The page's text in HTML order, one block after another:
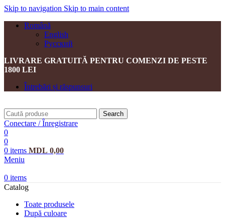
Skip to navigation Skip to main content
Română
English
Русский
LIVRARE GRATUITĂ PENTRU COMENZI DE PESTE
1800 LEI
Întrebări și răspunsuri
Search
Conectare / Înregistrare
0
0
0 items MDL 0,00
Meniu
0 items
Catalog
Toate produsele
După culoare